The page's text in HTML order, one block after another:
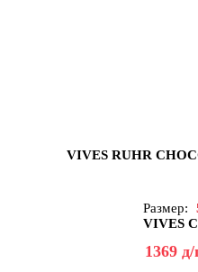
VIVES RUHR
Размер:
VIVES
1369 д/